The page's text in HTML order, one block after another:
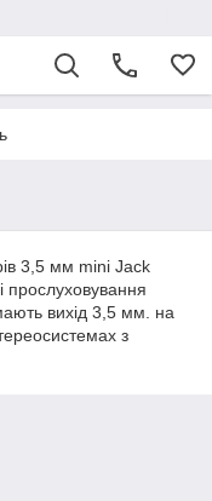
3,5 мм mini Jack
прослуховування
вихід 3,5 мм. на
з